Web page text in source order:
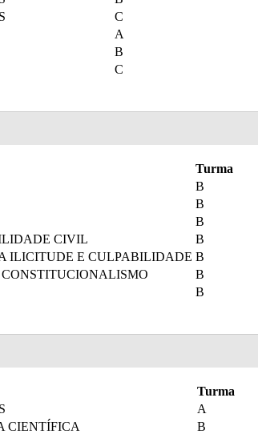
C
A
B
C
Turma
B
B
B
CIVIL
B
ILICITUDE E CULPABILIDADE B
B
B
Turma
A
CIENTÍFICA
B